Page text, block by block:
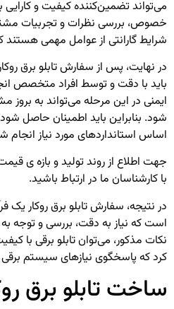
می‌تواند تضمین‌کننده کیفیت و کارایی
خصوص، بررسی نظرات و تجربیات
شرایط گارانتی از عوامل مهمی هستند
در نهایت، پس از سفارش تابلو برق
باید با دقت و توسط افراد متخصص
ایمنی در این مرحله می‌تواند به بروز
شود. بنابراین باید اطمینان حاصل
اساس استانداردهای مورد نیاز انجام
جهت اطلاع از روند تولید و بازه ی
با کارشناسان ما در ارتباط باشید.
در نتیجه، سفارش تابلو برق روکار یک
است که نیاز به دقت، بررسی و توجه به
نکات مذکور، می‌توان تابلو برقی با
کرد که پاسخگوی نیازهای سیستم
ساخت تابلو برق